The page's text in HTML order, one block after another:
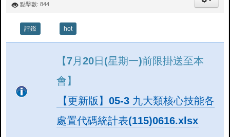
點擊數: 844
評鑑 hot
【7月20日(星期一)前限掛送至本
會】
【更新版】05-3 九大類核心技能各
處置代碼統計表(115)0616.xlsx